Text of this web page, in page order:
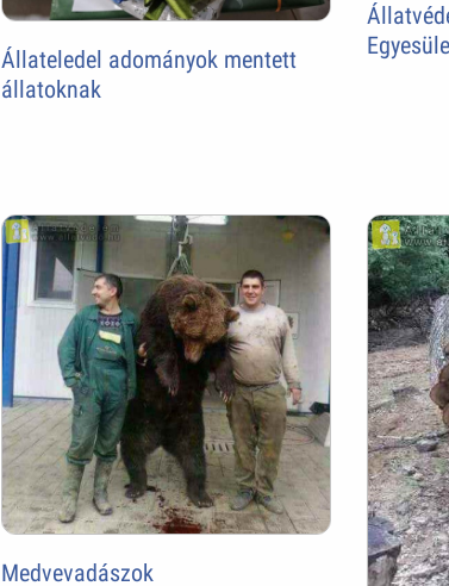
Állateledel adományok mentett
állatoknak
Medvevadászok